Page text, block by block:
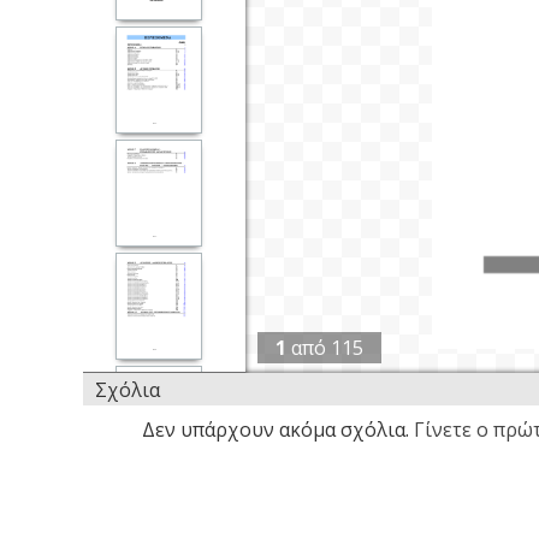
1 από 115
Σχόλια
Δεν υπάρχουν ακόμα σχόλια. Γίνετε ο